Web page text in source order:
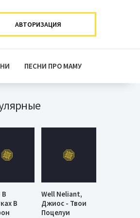
АВТОРИЗАЦИЯ
ПЕСНИ ПРО МАМУ
В
В
Well Neliant,
Джиос - Твои
Поцелуи